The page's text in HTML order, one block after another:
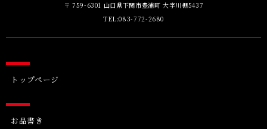
〒 759-6301 山口県下関市豊浦町 大字川棚5437
TEL:083-772-2680
トップページ
お品書き